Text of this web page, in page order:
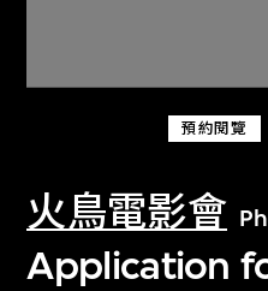
預約閱覽
火鳥電影會
Application
關於M+藏品
探索世界頂級的二
文化藏品。